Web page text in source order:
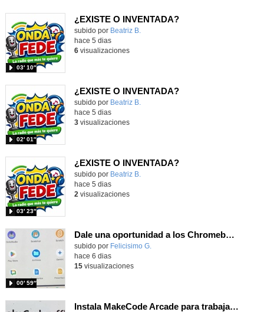
¿EXISTE O INVENTADA?
Contenido educativo.
subido por Beatriz B.
03′ 10″
hace 5 dias
6visualizaciones
¿EXISTE O INVENTADA?
Contenido educativo.
subido por Beatriz B.
02′ 01″
hace 5 dias
3visualizaciones
¿EXISTE O INVENTADA?
Contenido educativo.
subido por Beatriz B.
03′ 23″
hace 5 dias
2 visualizaciones
Dale una oportunidad a los Chromebooks y utiliza un proyector para realizar talleres si no tienes pantallas táctiles
Contenido educativo.
subido por Felicisimo G.
00′ 59″
hace 6 dias
15visualizaciones
Instala MakeCode Arcade para trabajar offline en tu tablet, ordenador, Chromebook